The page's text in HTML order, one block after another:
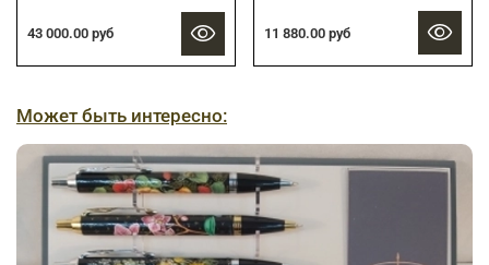
43 000.00 руб 11 880.00 руб
Может быть интересно: